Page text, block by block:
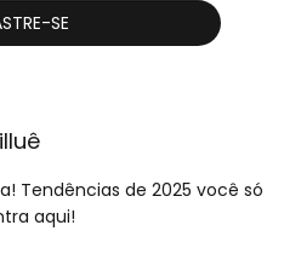
Tendências de 2025 você só
aqui!